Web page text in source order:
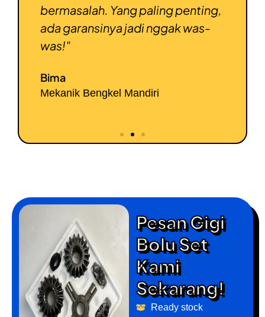
bermasalah. Yang paling penting,
ada garansinya jadi nggak was-
was!"
Bima
Mekanik Bengkel Mandiri
Pesan Gigi
Bolu Set
Kami
Sekarang!
Ready stock